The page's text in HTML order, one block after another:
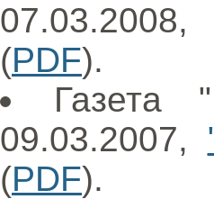
07.03.2008,
(PDF).
Газета
09.03.2007,
(PDF).